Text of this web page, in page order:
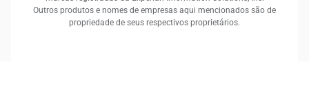
Outros produtos e nomes de empresas aqui mencionados são de
propriedade de seus respectivos proprietários.